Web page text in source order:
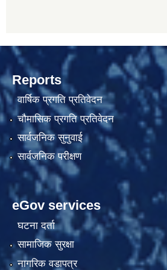
Reports
वार्षिक प्रगति प्रतिवेदन
चौमासिक प्रगति प्रतिवेदन
सार्वजनिक सुनुवाई
सार्वजनिक परीक्षण
eGov services
घटना दर्ता
सामाजिक सुरक्षा
नागरिक वडापत्र